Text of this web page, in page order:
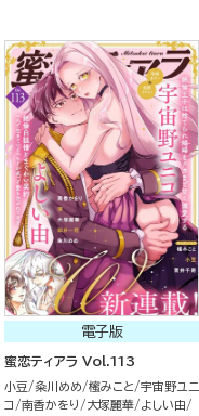
電子版
蜜恋ティアラ Vol.113
小豆 粂川めめ 櫁みこと
宇宙野ユニ
コ
南香かをり 大塚麗華
よしい由